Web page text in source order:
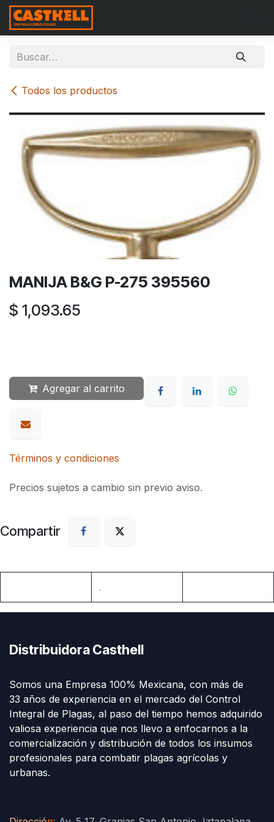
Ir al contenido
Todos los productos
MANIJA B&G P-275 395560
$ 1,093.65
Agregar al carrito
Términos y condiciones
Precios sujetos a cambio sin previo aviso.
Compartir
.
Distribuidora Casthell
Somos una Empresa 100% Mexicana, con más de
33 años de experiencia en el mercado del Control
Integral de Plagas, al paso del tiempo hemos adquirido
valiosa experiencia que nos llevo a enfocarnos a la
comercialización y distribución de todos los insumos
profesionales para combatir plagas agrícolas y
urbanas.